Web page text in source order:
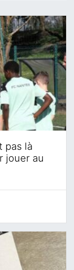
pas là
jouer au